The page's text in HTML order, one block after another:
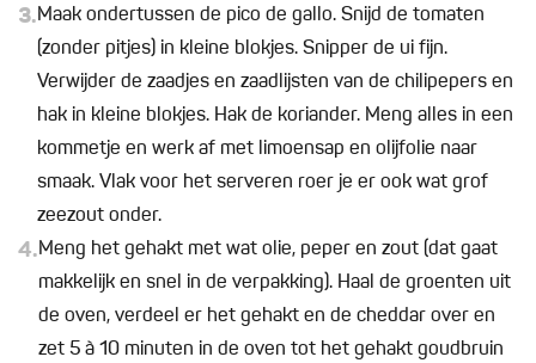
3.Maak ondertussen de pico de gallo. Snijd de tomaten
(zonder pitjes) in kleine blokjes. Snipper de ui fijn.
Verwijder de zaadjes en zaadlijsten van de chilipepers en
hak in kleine blokjes. Hak de koriander. Meng alles in een
kommetje en werk af met limoensap en olijfolie naar
smaak. Vlak voor het serveren roer je er ook wat grof
zeezout onder.
4.Meng het gehakt met wat olie, peper en zout (dat gaat
makkelijk en snel in de verpakking). Haal de groenten uit
de oven, verdeel er het gehakt en de cheddar over en
zet 5 à 10 minuten in de oven tot het gehakt goudbruin